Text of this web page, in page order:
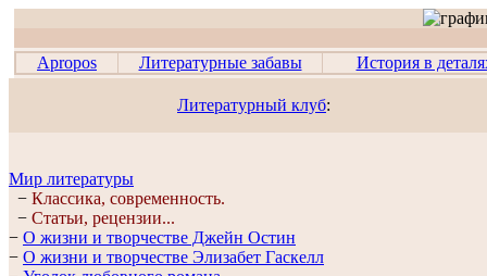
Apropos Литературные забавы История в
Литературный клуб:
Мир литературы
− Классика, современность.
− Статьи, рецензии...
− О жизни и творчестве Джейн Остин
− О жизни и творчестве Элизабет Гaскелл